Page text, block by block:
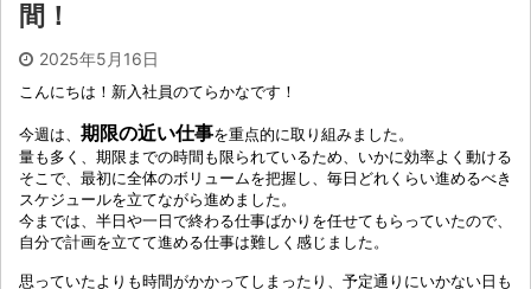
間！
2025年5月16日
こんにちは！新入社員のてらかなです！
今週は、 期限の近い仕事を重点的に取り組みました。
量も多く、期限までの時間も限られているため、いかに効率よく動ける
そこで、最初に全体のボリュームを把握し、毎日どれくらい進めるべき
スケジュールを立てながら進めました。
今までは、半日や一日で終わる仕事ばかりを任せてもらっていたので、
自分で計画を立てて進める仕事は難しく感じました。
思っていたよりも時間がかかってしまったり、予定通りにいかない日も